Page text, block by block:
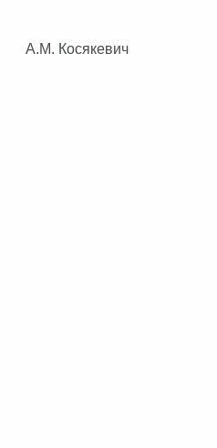
А.М. Косякевич